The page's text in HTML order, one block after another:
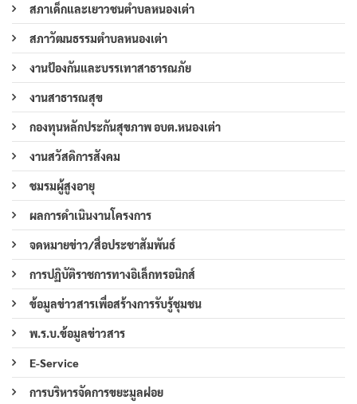
สภาเด็กและเยาวชนตำบลหนองเต่า
สภาวัฒนธรรมตำบลหนองเต่า
งานป้องกันและบรรเทาสาธารณภัย
งานสาธารณสุข
กองทุนหลักประกันสุขภาพ อบต.หนองเต่า
งานสวัสดิการสังคม
ชมรมผู้สูงอายุ
ผลการดำเนินงานโครงการ
จดหมายข่าว/สื่อประชาสัมพันธ์
การปฏิบัติราชการทางอิเล็กทรอนิกส์
ข้อมูลข่าวสารเพื่อสร้างการรับรู้ชุมชน
พ.ร.บ.ข้อมูลข่าวสาร
E-Service
การบริหารจัดการขยะมูลฝอย